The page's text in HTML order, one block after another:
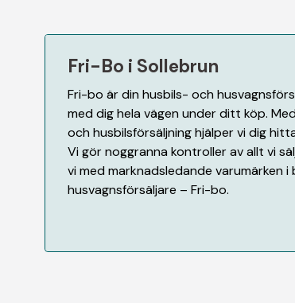
Fri-Bo i Sollebrun
Fri-bo är din husbils- och
med dig hela vägen under ditt köp.
och husbilsförsäljning hjälper vi dig
Vi gör noggranna kontroller av allt vi
vi med marknadsledande varumärken i
husvagnsförsäljare – Fri-bo.